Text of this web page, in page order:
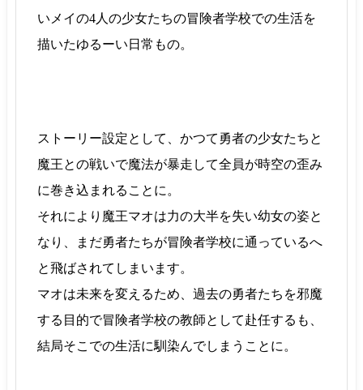
いメイの4人の少女たちの冒険者学校での生活を
描いたゆるーい日常もの。
ストーリー設定として、かつて勇者の少女たちと
魔王との戦いで魔法が暴走して全員が時空の歪み
に巻き込まれることに。
それにより魔王マオは力の大半を失い幼女の姿と
なり、まだ勇者たちが冒険者学校に通っているへ
と飛ばされてしまいます。
マオは未来を変えるため、過去の勇者たちを邪魔
する目的で冒険者学校の教師として赴任するも、
結局そこでの生活に馴染んでしまうことに。